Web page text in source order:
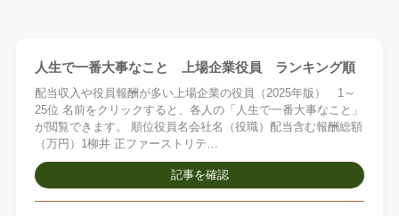
人生で一番大事なこと 上場企業役員 ランキング順
配当収入や役員報酬が多い上場企業の役員（2025年版） 1～
25位 名前をクリックすると、各人の「人生で一番大事なこと」
が閲覧できます。 順位役員名会社名（役職）配当含む報酬総額
（万円）1柳井 正ファーストリテ…
記事を確認